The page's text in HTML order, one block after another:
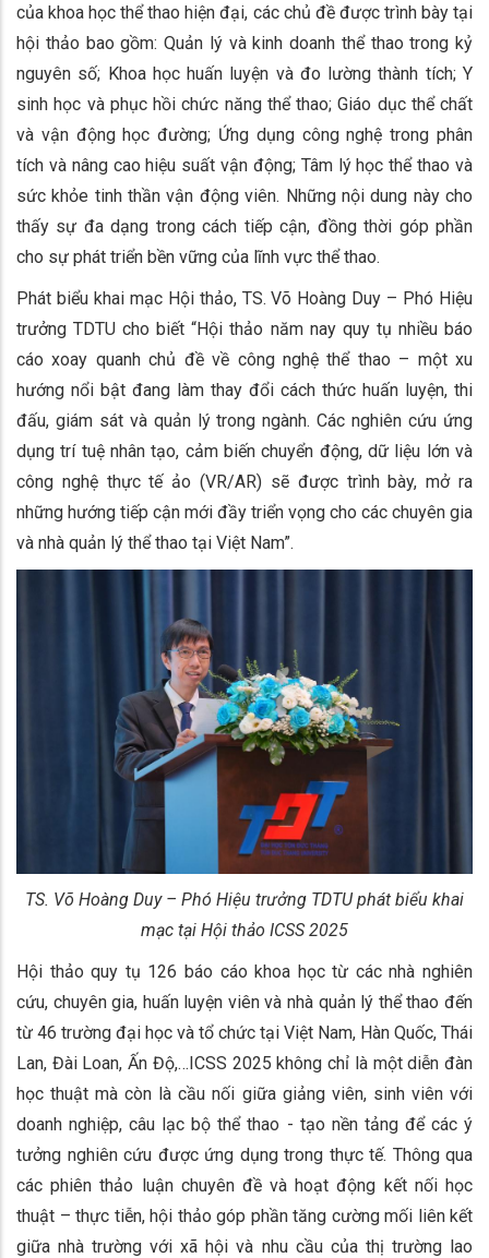
của khoa học thể thao hiện đại, các chủ đề được trình bày tại
hội thảo bao gồm: Quản lý và kinh doanh thể thao trong kỷ
nguyên số; Khoa học huấn luyện và đo lường thành tích; Y
sinh học và phục hồi chức năng thể thao; Giáo dục thể chất
và vận động học đường; Ứng dụng công nghệ trong phân
tích và nâng cao hiệu suất vận động; Tâm lý học thể thao và
sức khỏe tinh thần vận động viên. Những nội dung này cho
thấy sự đa dạng trong cách tiếp cận, đồng thời góp phần
cho sự phát triển bền vững của lĩnh vực thể thao.
Phát biểu khai mạc Hội thảo, TS. Võ Hoàng Duy – Phó Hiệu
trưởng TDTU cho biết “Hội thảo năm nay quy tụ nhiều báo
cáo xoay quanh chủ đề về công nghệ thể thao – một xu
hướng nổi bật đang làm thay đổi cách thức huấn luyện, thi
đấu, giám sát và quản lý trong ngành. Các nghiên cứu ứng
dụng trí tuệ nhân tạo, cảm biến chuyển động, dữ liệu lớn và
công nghệ thực tế ảo (VR/AR) sẽ được trình bày, mở ra
những hướng tiếp cận mới đầy triển vọng cho các chuyên gia
và nhà quản lý thể thao tại Việt Nam”.
TS. Võ Hoàng Duy – Phó Hiệu trưởng TDTU phát biểu khai
mạc tại Hội thảo ICSS 2025
Hội thảo quy tụ 126 báo cáo khoa học từ các nhà nghiên
cứu, chuyên gia, huấn luyện viên và nhà quản lý thể thao đến
từ 46 trường đại học và tổ chức tại Việt Nam, Hàn Quốc, Thái
Lan, Đài Loan, Ấn Độ,…ICSS 2025 không chỉ là một diễn đàn
học thuật mà còn là cầu nối giữa giảng viên, sinh viên với
doanh nghiệp, câu lạc bộ thể thao - tạo nền tảng để các ý
tưởng nghiên cứu được ứng dụng trong thực tế. Thông qua
các phiên thảo luận chuyên đề và hoạt động kết nối học
thuật – thực tiễn, hội thảo góp phần tăng cường mối liên kết
giữa nhà trường với xã hội và nhu cầu của thị trường lao